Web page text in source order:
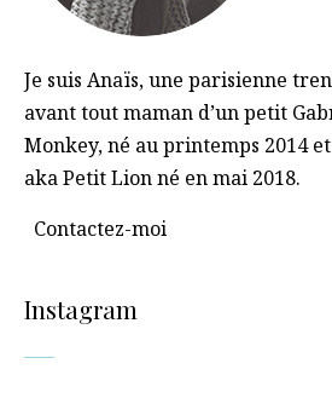
Je suis Anaïs, une parisienne
avant tout maman d’un petit
Monkey, né au printemps 2014
aka Petit Lion né en mai 2018.
Contactez-moi
Instagram